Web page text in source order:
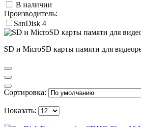
В наличии
Производитель:
SanDisk 4
SD и MicroSD карты памяти для
Сортировка:
Показать: